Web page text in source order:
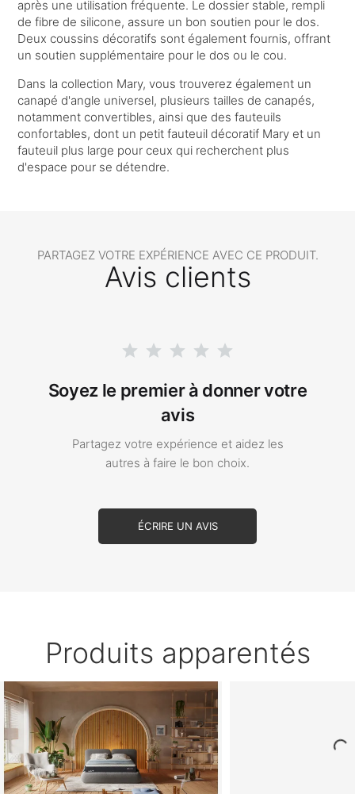
après une utilisation fréquente. Le dossier stable, rempli
de fibre de silicone, assure un bon soutien pour le dos.
Deux coussins décoratifs sont également fournis, offrant
un soutien supplémentaire pour le dos ou le cou.
Dans la collection Mary, vous trouverez également un
canapé d'angle universel, plusieurs tailles de canapés,
notamment convertibles, ainsi que des fauteuils
confortables, dont un petit fauteuil décoratif Mary et un
fauteuil plus large pour ceux qui recherchent plus
d'espace pour se détendre.
PARTAGEZ VOTRE EXPÉRIENCE AVEC CE PRODUIT.
Avis clients
Soyez le premier à donner votre
avis
Partagez votre expérience et aidez les
autres à faire le bon choix.
ÉCRIRE UN AVIS
Produits apparentés